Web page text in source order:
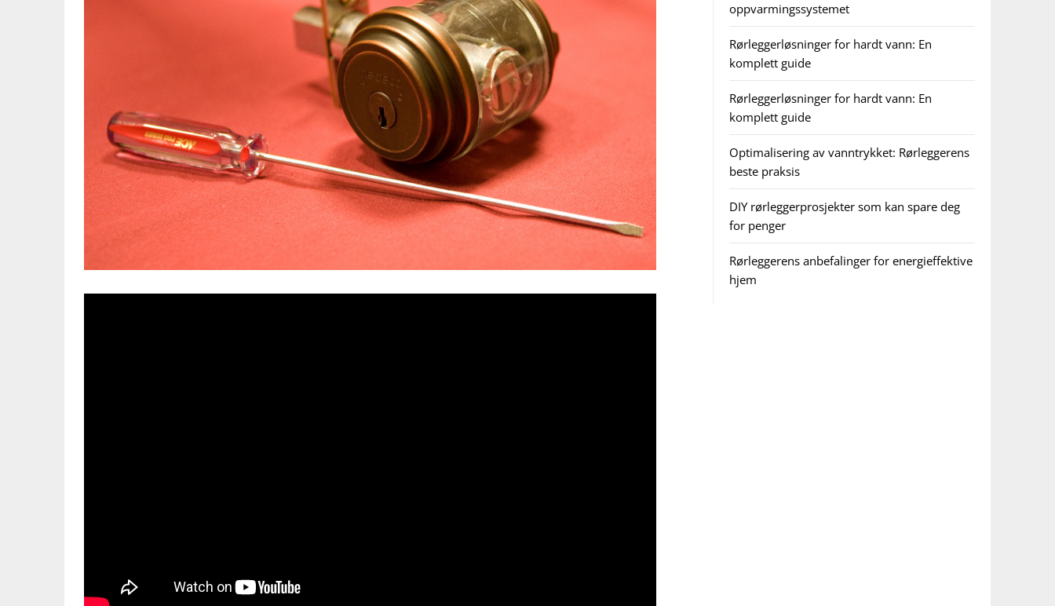
oppvarmingssystemet
Rørleggerløsninger for hardt vann: En
komplett guide
Rørleggerløsninger for hardt vann: En
komplett guide
Optimalisering av vanntrykket: Rørleggerens
beste praksis
DIY rørleggerprosjekter som kan spare deg
for penger
Rørleggerens anbefalinger for energieffektive
hjem